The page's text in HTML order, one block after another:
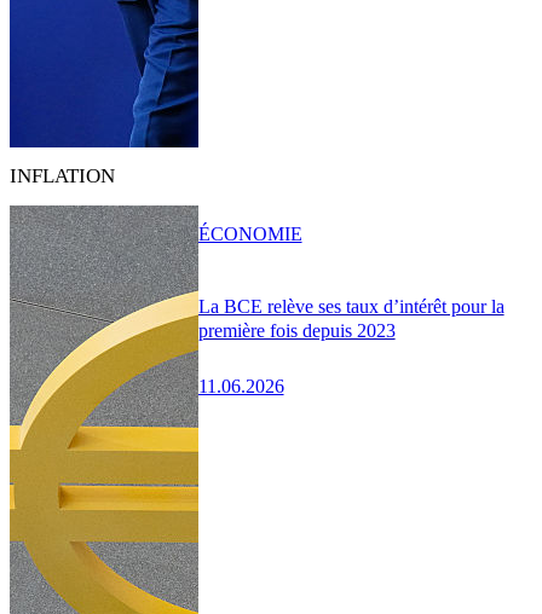
INFLATION
La BCE relève ses taux d’intérêt pour la
première fois depuis 2023
11.06.2026
ÉCONOMIE